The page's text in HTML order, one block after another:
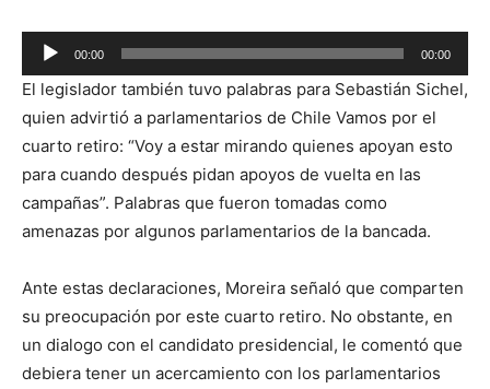
Reproductor
de
audio
00:00 00:00
El legislador también tuvo palabras para Sebastián Sichel,
quien advirtió a parlamentarios de Chile Vamos por el
cuarto retiro: “Voy a estar mirando quienes apoyan esto
para cuando después pidan apoyos de vuelta en las
campañas”. Palabras que fueron tomadas como
amenazas por algunos parlamentarios de la bancada.
Ante estas declaraciones, Moreira señaló que comparten
su preocupación por este cuarto retiro. No obstante, en
un dialogo con el candidato presidencial, le comentó que
debiera tener un acercamiento con los parlamentarios